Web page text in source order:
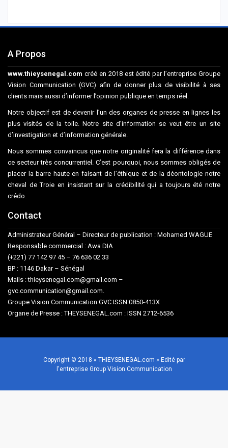
A Propos
www.thieysenegal.com créé en 2018 est édité par l’entreprise Groupe
Vision Communication (GVC) afin de donner plus de visibilité à ses
clients mais aussi d’informer l’opinion publique en temps réel.
Notre objectif est de devenir l’un des organes de presse en lignes les
plus visités de la toile. Notre site d’information se veut être un site
d’investigation et d’information générale.
Nous sommes convaincus que notre originalité fera la différence dans
ce secteur très concurrentiel. C’est pourquoi, nous sommes obligés de
placer la barre haute en faisant de l’éthique et de la déontologie notre
cheval de Troie en insistant sur la crédibilité qui a toujours été notre
crédo.
Contact
Administrateur Général – Directeur de publication : Mohamed WAGUE
Responsable commercial : Awa DIA
(+221) 77 142 97 45 – 76 636 02 33
BP : 1146 Dakar – Sénégal
Mails : thieysenegal.com@gmail.com –
gvc.communication@gmail.com.
Groupe Vision Communication GVC ISSN 0850-413X
Organe de Presse : THEYSENEGAL.com : ISSN 2712-6536
Copyright © 2018 « THIEYSENEGAL.com » Edité par
l'entreprise Group Vision Communication